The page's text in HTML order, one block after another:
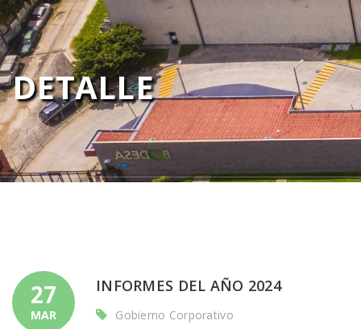
DETALLE
27
MAR
INFORMES DEL AÑO 2024
Gobierno Corporativo